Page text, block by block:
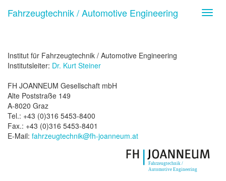
Fahrzeugtechnik / Automotive Engineering
Institut für Fahrzeugtechnik / Automotive Engineering
Institutsleiter: Dr. Kurt Steiner
FH JOANNEUM Gesellschaft mbH
Alte Poststraße 149
A-8020 Graz
Tel.: +43 (0)316 5453-8400
Fax.: +43 (0)316 5453-8401
E-Mail: fahrzeugtechnik@fh-joanneum.at